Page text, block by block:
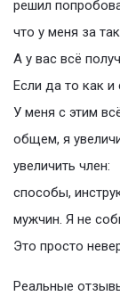
решил
что у меня за
А у вас всё
Если да то как и
У меня с этим
общем, я
увеличить член:
способы,
мужчин. Я не
Это просто
Реальные